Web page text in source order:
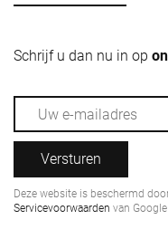
Schrijf u dan nu in op
Versturen
Deze website is beschermd
Servicevoorwaarden van